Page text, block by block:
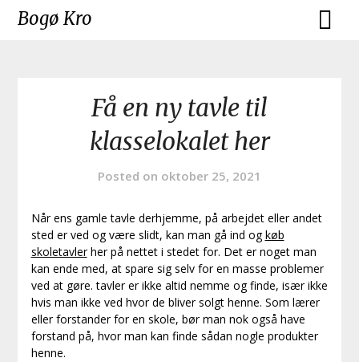
SkipBogø Kro
Få en ny tavle til
klasselokalet her
Posted on oktober 25, 2021
Når ens gamle tavle derhjemme, på arbejdet eller andet
sted er ved og være slidt, kan man gå ind ogkøb
skoletavlerher på nettet i stedet for. Det er noget man
kan ende med, at spare sig selv for en masse problemer
ved at gøre. tavler er ikke altid nemme og finde, især ikke
hvis man ikke ved hvor de bliver solgt henne. Som lærer
eller forstander for en skole, bør man nok også have
forstand på, hvor man kan finde sådan nogle produkter
henne.